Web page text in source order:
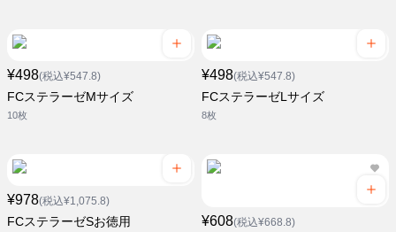
¥498(税込¥547.8)
FCステラーゼMサイズ
10枚
¥498(税込¥547.8)
FCステラーゼLサイズ
8枚
¥978(税込¥1,075.8)
FCステラーゼSお徳用 ¥608(税込¥668.8)